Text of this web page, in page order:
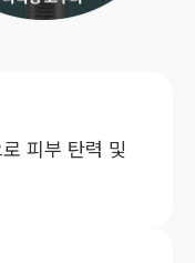
피부 탄력 및